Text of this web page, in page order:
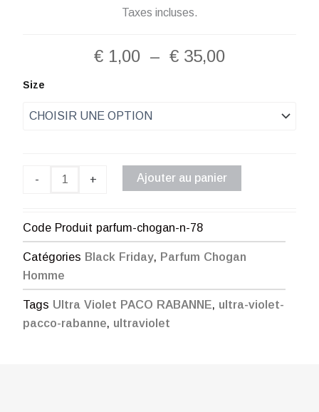
Taxes incluses.
€ 1,00 – € 35,00Plage
à
€ 35,00
Size
-
quantité
Chogan
+ Ajouter au panier
Code Produit parfum-chogan-n-78
Catégories Black Friday, Parfum Chogan
Homme
Tags Ultra Violet PACO RABANNE, ultra-violet-
pacco-rabanne, ultraviolet